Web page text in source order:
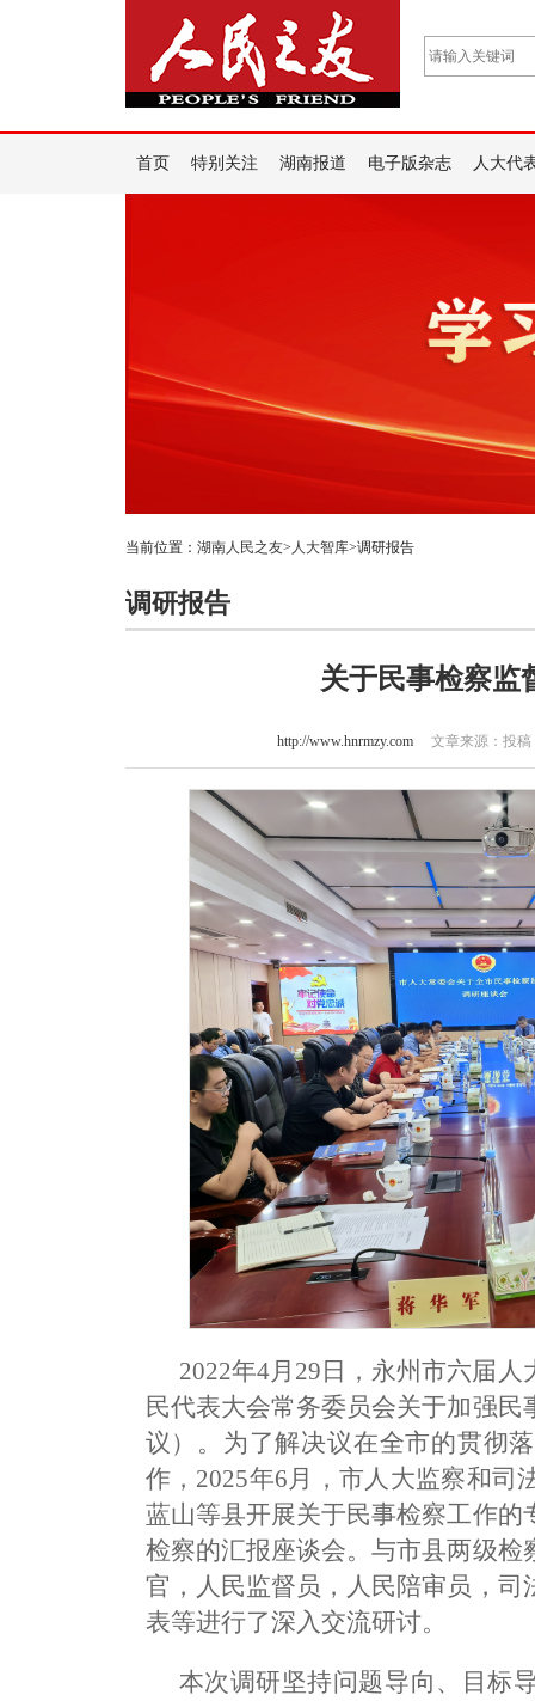
首页 特别关注 湖南报道 电子版杂志 人大代
当前位置： 湖南人民之友> 人大智库>调研报告
调研报告
关于民事检察监
http://www.hnrmzy.com 文章来源：投
2022年4月29日，永州市六届
民代表大会常务委员会关于加强
议）。为了解决议在全市的贯彻
作，2025年6月，市人大监察和司
蓝山等县开展关于民事检察工作
检察的汇报座谈会。与市县两级
官，人民监督员，人民陪审员，
表等进行了深入交流研讨。
本次调研坚持问题导向、目标